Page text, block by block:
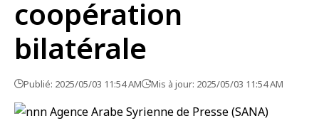
coopération
bilatérale
Publié: 2025/05/03 11:54 AM Mis à jour: 2025/05/03 11:54 AM